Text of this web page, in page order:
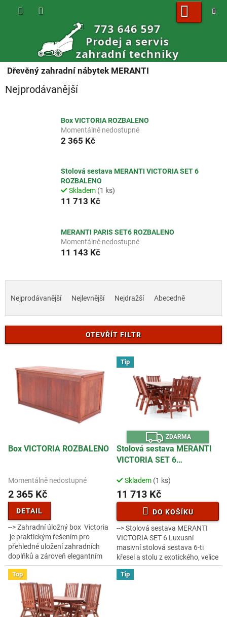
NÁKUPNÍ
Dřevěný zahradní nábytek MERANTI
Nejprodávanější
Box VICTORIA ROZBALENO
Momentálně nedostupné
2 365 Kč
Stolová sestava MERANTI VICTORIA SET 6
ROZBALENO
Skladem (1 ks)
11 713 Kč
MERANTI PARIS SET6 ROZBALENO
Momentálně nedostupné
11 143 Kč
e
í
Nejprodávanější Nejlevnější Nejdražší Abecedně
OTEVŘÍT FILTR
d
ů
Box VICTORIA ROZBALENO
Momentálně nedostupné
2 365 Kč
DETAIL
--> Zahradní úložný box Victoria
je praktickým řešením pro
přehledné uložení zahradních
doplňků a zároveň elegantním
doplňkem každého venkovního
posezení. Díky prostornému...
Tip
Z
D
A
R
M
ZDARMA
Stolová sestava MERANTI
VICTORIA SET 6
Skladem (1 ks)
11 713 Kč
DO KOŠÍKU
--> Stolová sestava MERANTI
VICTORIA SET 6 Luxusní
masivní stolová sestava 6-ti
křesel a stolu z exotického, velice
trvanlivého a tvrdého dřeva
meranti . Rozměry stolu : 18 0x...
Top Tip